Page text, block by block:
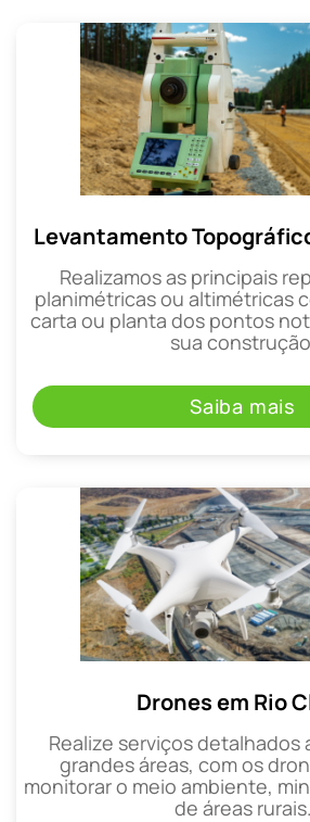
Levantamento
Realizamos as principais
planimétricas ou altimétricas
carta ou planta dos pontos
sua
Saiba mais
Drones em Rio
Realize serviços detalhados
grandes áreas, com os
monitorar o meio ambiente,
de áreas rurais.